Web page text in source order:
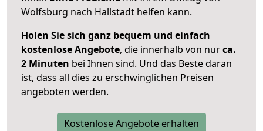
Wolfsburg nach Hallstadt helfen kann.
Holen Sie sich ganz bequem und einfach
kostenlose Angebote, die innerhalb von nurca.
2 Minuten bei Ihnen sind. Und das Beste daran
ist, dass all dies zu erschwinglichen Preisen
angeboten werden.
Kostenlose Angebote erhalten